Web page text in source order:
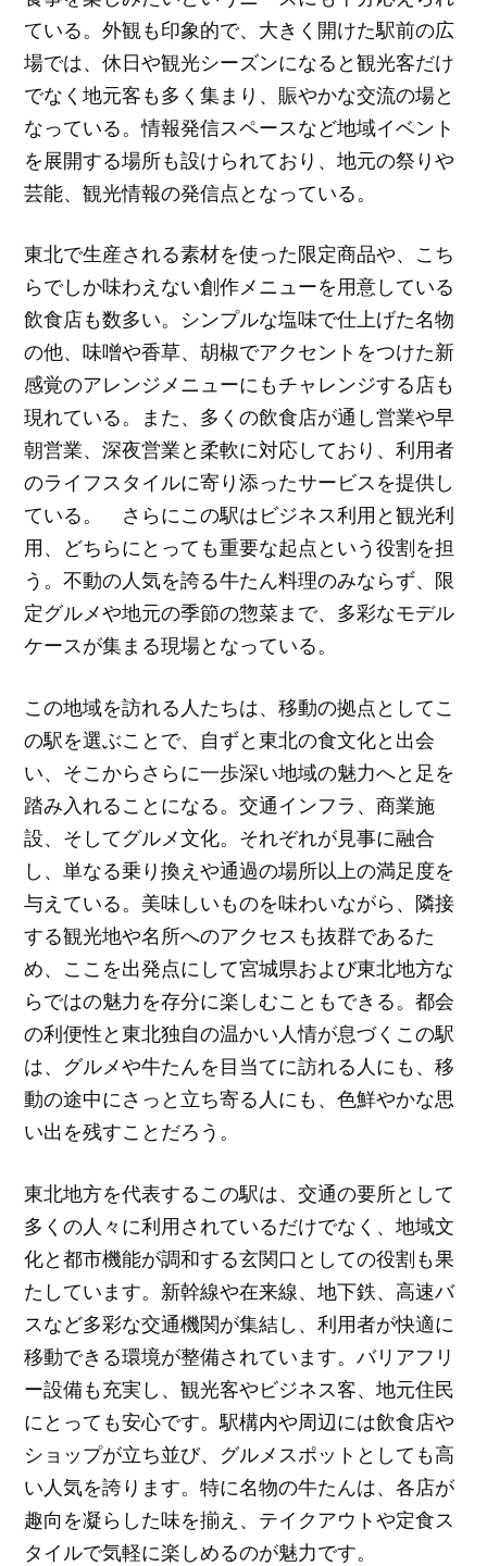
ている。外観も印象的で、大きく開けた駅前の広
場では、休日や観光シーズンになると観光客だけ
でなく地元客も多く集まり、賑やかな交流の場と
なっている。情報発信スペースなど地域イベント
を展開する場所も設けられており、地元の祭りや
芸能、観光情報の発信点となっている。
東北で生産される素材を使った限定商品や、こち
らでしか味わえない創作メニューを用意している
飲食店も数多い。シンプルな塩味で仕上げた名物
の他、味噌や香草、胡椒でアクセントをつけた新
感覚のアレンジメニューにもチャレンジする店も
現れている。また、多くの飲食店が通し営業や早
朝営業、深夜営業と柔軟に対応しており、利用者
のライフスタイルに寄り添ったサービスを提供し
ている。 さらにこの駅はビジネス利用と観光利
用、どちらにとっても重要な起点という役割を担
う。不動の人気を誇る牛たん料理のみならず、限
定グルメや地元の季節の惣菜まで、多彩なモデル
ケースが集まる現場となっている。
この地域を訪れる人たちは、移動の拠点としてこ
の駅を選ぶことで、自ずと東北の食文化と出会
い、そこからさらに一歩深い地域の魅力へと足を
踏み入れることになる。交通インフラ、商業施
設、そしてグルメ文化。それぞれが見事に融合
し、単なる乗り換えや通過の場所以上の満足度を
与えている。美味しいものを味わいながら、隣接
する観光地や名所へのアクセスも抜群であるた
め、ここを出発点にして宮城県および東北地方な
らではの魅力を存分に楽しむこともできる。都会
の利便性と東北独自の温かい人情が息づくこの駅
は、グルメや牛たんを目当てに訪れる人にも、移
動の途中にさっと立ち寄る人にも、色鮮やかな思
い出を残すことだろう。
東北地方を代表するこの駅は、交通の要所として
多くの人々に利用されているだけでなく、地域文
化と都市機能が調和する玄関口としての役割も果
たしています。新幹線や在来線、地下鉄、高速バ
スなど多彩な交通機関が集結し、利用者が快適に
移動できる環境が整備されています。バリアフリ
ー設備も充実し、観光客やビジネス客、地元住民
にとっても安心です。駅構内や周辺には飲食店や
ショップが立ち並び、グルメスポットとしても高
い人気を誇ります。特に名物の牛たんは、各店が
趣向を凝らした味を揃え、テイクアウトや定食ス
タイルで気軽に楽しめるのが魅力です。